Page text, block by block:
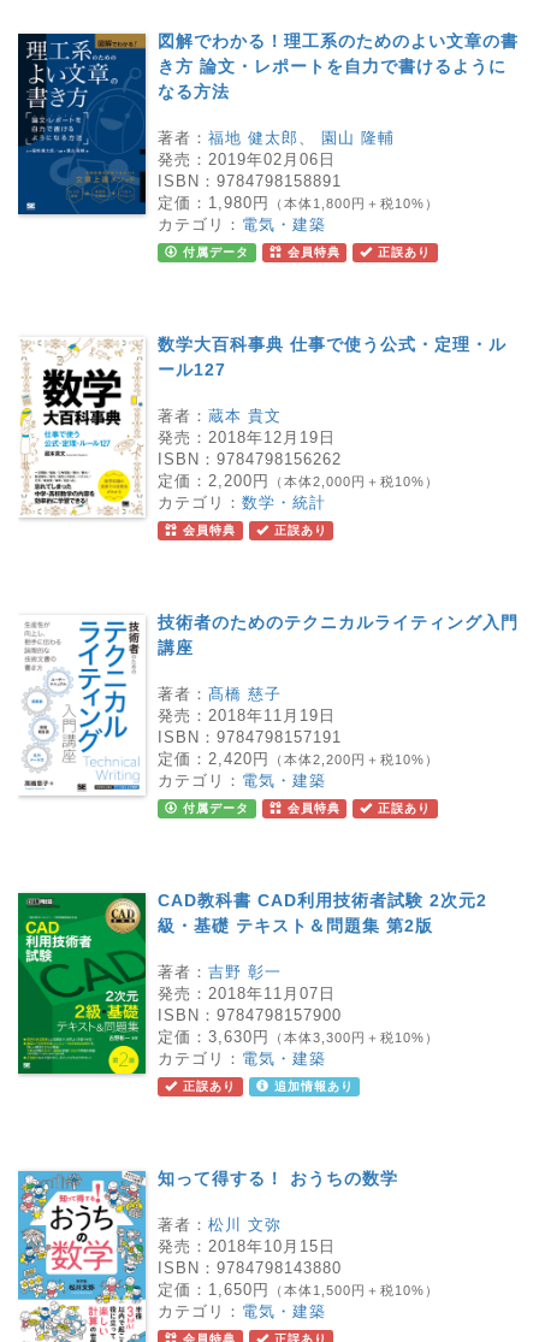
図解でわかる！理工系のためのよい文章の書
き方 論文・レポートを自力で書けるように
なる方法
著者： 福地 健太郎
園山 隆輔
発売： 2019年02月06日
ISBN： 9784798158891
定価： 1,980円 （本体1,800円＋税10%）
カテゴリ： 電気・建築
付属データ 会員特典 正誤あり
数学大百科事典 仕事で使う公式・定理・ル
ール127
著者： 蔵本 貴文
発売： 2018年12月19日
ISBN： 9784798156262
定価： 2,200円 （本体2,000円＋税10%）
カテゴリ： 数学・統計
会員特典 正誤あり
技術者のためのテクニカルライティング入門
講座
著者： 髙橋 慈子
発売： 2018年11月19日
ISBN： 9784798157191
定価： 2,420円 （本体2,200円＋税10%）
カテゴリ： 電気・建築
付属データ 会員特典 正誤あり
CAD教科書 CAD利用技術者試験 2次元2
級・基礎 テキスト＆問題集 第2版
著者： 吉野 彰一
発売： 2018年11月07日
ISBN： 9784798157900
定価： 3,630円 （本体3,300円＋税10%）
カテゴリ： 電気・建築
正誤あり 追加情報あり
知って得する！ おうちの数学
著者： 松川 文弥
発売： 2018年10月15日
ISBN： 9784798143880
定価： 1,650円 （本体1,500円＋税10%）
カテゴリ： 電気・建築
会員特典 正誤あり